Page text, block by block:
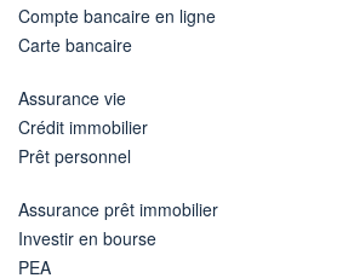
Compte bancaire en ligne
Carte bancaire
Assurance vie
Crédit immobilier
Prêt personnel
Assurance prêt immobilier
Investir en bourse
PEA